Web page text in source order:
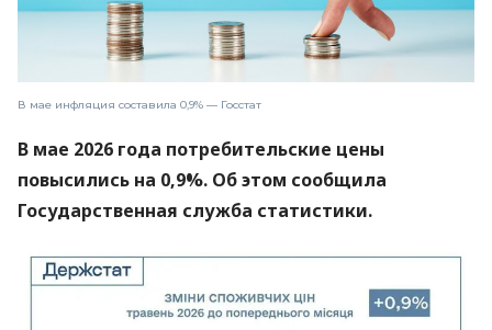
В мае инфляция составила 0,9% — Госстат
В мае 2026 года потребительские цены
повысились на 0,9%. Об этом сообщила
Государственная служба статистики.